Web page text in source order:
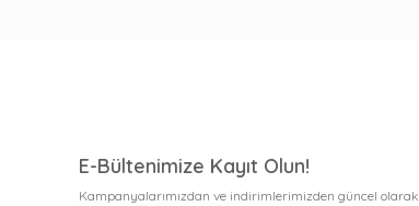
E-Bültenimize Kayıt Olun!
Kampanyalarımızdan ve indirimlerimizden güncel olarak